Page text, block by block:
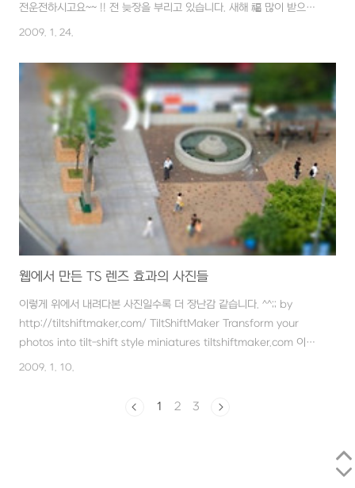
전운전하시고요~~ !! 전 늦장을 부리고 있습니다. 새해 福 많이 받으세
요~~!!
2009. 1. 24.
웹에서 만든 TS 렌즈 효과의 사진들
이렇게 위에서 내려다본 사진일수록 더 장난감 같습니다. ^^;; by
http://tiltshiftmaker.com/ TiltShiftMaker Transform your
photos into tilt-shift style miniatures tiltshiftmaker.com 이건
뭐, 포토샵으로 열심히 따라 한 것보다 더 좋은 결과물이 나오는군요..
2009. 1. 10.
1 2 3